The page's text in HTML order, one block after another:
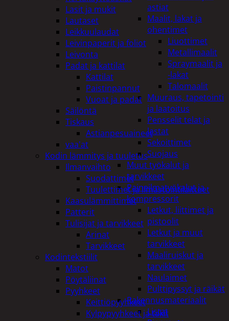
astiat
Maalit, lakat ja
ohentimet
Liuottimet
Metallimaalit
Spraymaalit ja
-lakat
Talomaalit
Muuraus, tapetointi
ja laatoitus
Pensselit telat ja
lastat
Sekoittimet
Suojaus
Muut työkalut ja
tarvikkeet
Paineilmatyökalut ja
kompressorit
Letkut, liittimet ja
pistoolit
Letkut ja muut
tarvikkeet
Maaliruiskut ja
tarvikkeet
Naulaimet
Pulttipyssyt ja räikät
Rakennusmateriaalit
Listat
Lasit ja mukit
Lautaset
Leikkuulaudat
Leivinpaperit ja foliot
Leivonta
Padat ja kattilat
Kattilat
Paistinpannut
Vuoat ja padat
Säilöntä
Tiskaus
Astianpesuaineet
vaa'at
Kodin lämmitys ja tuuletus
Ilmanvaihto
Suodattimet
Tuulettimet ja Ilmastointilaitteet
Kaasulämmittimet
Patterit
Tulisijat ja tarvikkeet
Arinat
Tarvikkeet
Kodintekstiilit
Matot
Pöytäliinat
Pyyhkeet
Keittiöpyyhkeet
Kylpypyyhkeet ja takit